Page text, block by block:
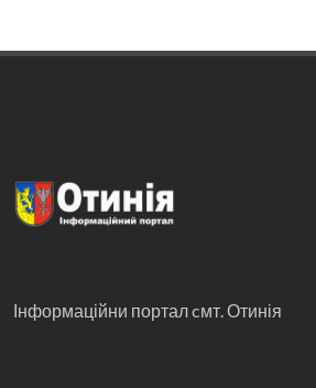
Інформаційни портал cмт. Отинія